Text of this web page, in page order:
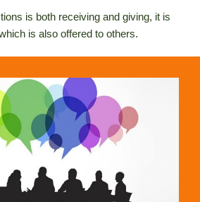
is both receiving and giving, it is
is also offered to others.